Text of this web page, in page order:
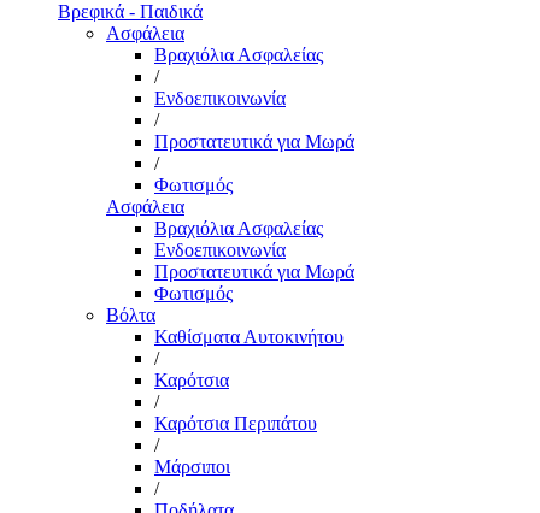
Βρεφικά - Παιδικά
Ασφάλεια
Βραχιόλια Ασφαλείας
/
Ενδοεπικοινωνία
/
Προστατευτικά για Μωρά
/
Φωτισμός
Ασφάλεια
Βραχιόλια Ασφαλείας
Ενδοεπικοινωνία
Προστατευτικά για Μωρά
Φωτισμός
Βόλτα
Καθίσματα Αυτοκινήτου
/
Καρότσια
/
Καρότσια Περιπάτου
/
Μάρσιποι
/